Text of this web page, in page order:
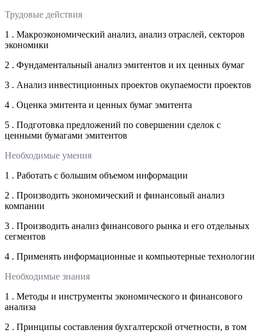
Трудовые действия
1 . Макроэкономический анализ, анализ отраслей, секторов
экономики
2 . Фундаментальный анализ эмитентов и их ценных бумаг
3 . Анализ инвестиционных проектов окупаемости проектов
4 . Оценка эмитента и ценных бумаг эмитента
5 . Подготовка предложений по совершении сделок с
ценными бумагами эмитентов
Необходимые умения
1 . Работать с большим объемом информации
2 . Производить экономический и финансовый анализ
компании
3 . Производить анализ финансового рынка и его отдельных
сегментов
4 . Применять информационные и компьютерные технологии
Необходимые знания
1 . Методы и инструменты экономического и финансового
анализа
2 . Принципы составления бухгалтерской отчетности, в том